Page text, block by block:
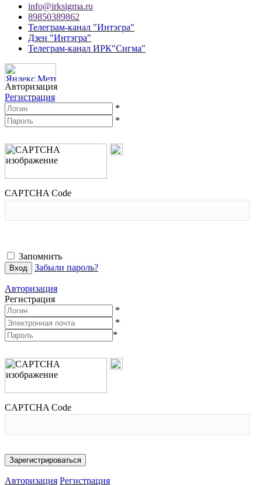
info@irksigma.ru
89850389862
Телеграм-канал "Интэгра"
Дзен "Интэгра"
Телеграм-канал ИРК"Сигма"
Авторизация
Регистрация
*
*
CAPTCHA Code
Запомнить
Забыли пароль?
Авторизация
Регистрация
*
*
*
CAPTCHA Code
Авторизация Регистрация